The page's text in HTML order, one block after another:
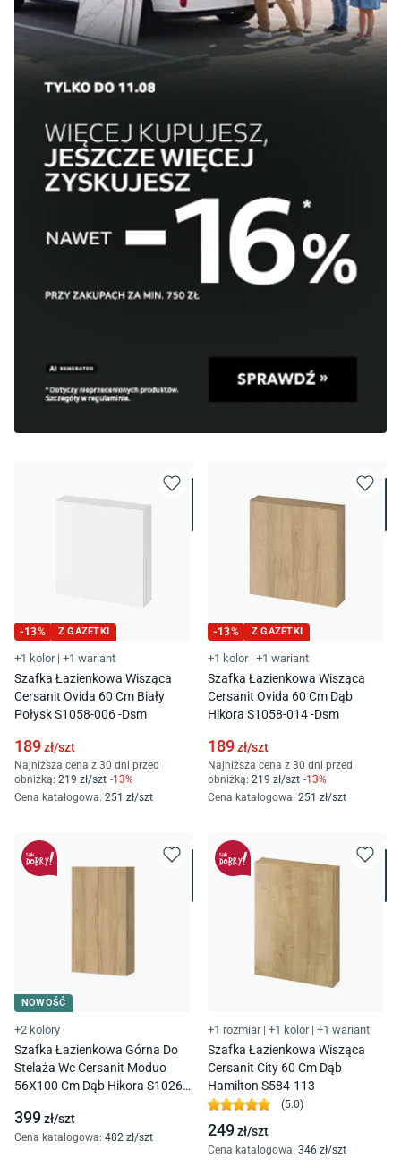
-13% Z GAZETKI
+1 kolor | +1 wariant
Szafka Łazienkowa Wisząca
Cersanit Ovida 60 Cm Biały
Połysk S1058-006 -Dsm
189zł/szt
Najniższa cena z 30 dni przed
obniżką: 219 zł/szt -13%
Cena katalogowa: 251 zł/szt
-13% Z GAZETKI
+1 kolor | +1 wariant
Szafka Łazienkowa Wisząca
Cersanit Ovida 60 Cm Dąb
Hikora S1058-014 -Dsm
189zł/szt
Najniższa cena z 30 dni przed
obniżką: 219 zł/szt -13%
Cena katalogowa: 251 zł/szt
NOWOŚĆ
+2 kolory
Szafka Łazienkowa Górna Do
Stelaża Wc Cersanit Moduo
56X100 Cm Dąb Hikora S1026-
399zł/szt
Cena katalogowa: 482 zł/szt
+1 rozmiar | +1 kolor | +1 wariant
Szafka Łazienkowa Wisząca
Cersanit City 60 Cm Dąb
Hamilton S584-113
(5.0)
249zł/szt
Cena katalogowa: 346 zł/szt